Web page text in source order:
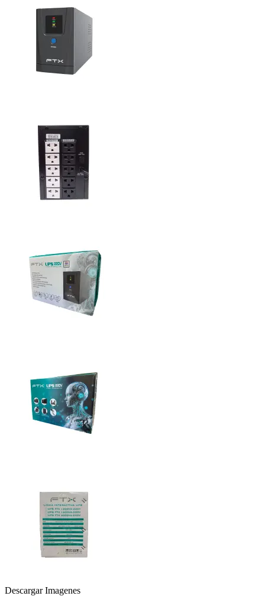
Descargar Imagenes